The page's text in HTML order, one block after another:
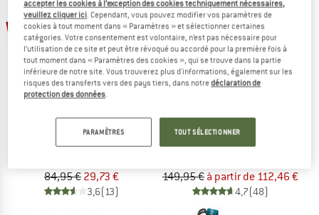
-65 %
STOIC
ÅlandSt. Leather
84,95 € 29,73 €
3,6(13)
Jusqu'à -25 %
LA SPORTIVA
Katana
149,95 € à partir de 112,46 €
4,7(48)
accepter les cookies à l’exception des cookies techniquement nécessaires,
veuillez cliquer ici. Cependant, vous pouvez modifier vos paramètres de
cookies à tout moment dans « Paramètres » et sélectionner certaines
catégories. Votre consentement est volontaire, n’est pas nécessaire pour
l’utilisation de ce site et peut être révoqué ou accordé pour la première fois à
tout moment dans « Paramètres des cookies », qui se trouve dans la partie
inférieure de notre site. Vous trouverez plus d'informations, également sur les
risques des transferts vers des pays tiers, dans notredéclaration de
protection des données.
PARAMÈTRES TOUT SÉLECTIONNER